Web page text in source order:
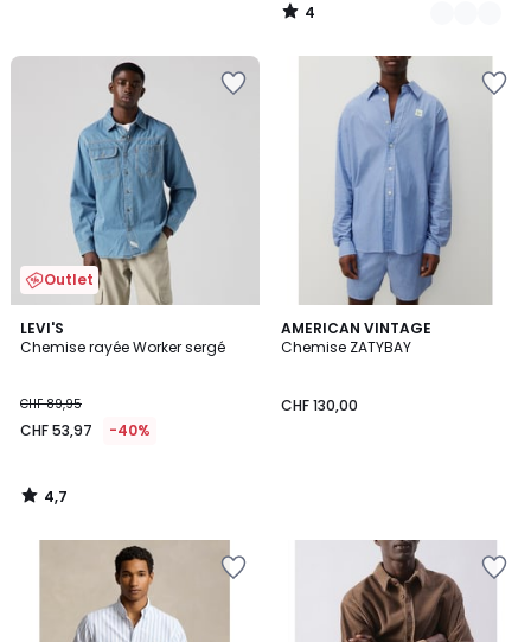
4
/
Outlet
LEVI'S
Chemise rayée Worker sergé
CHF 89,95
CHF 53,97 -40%
4,7
/ 5
4,7
/
AMERICAN VINTAGE
Chemise ZATYBAY
CHF 130,00